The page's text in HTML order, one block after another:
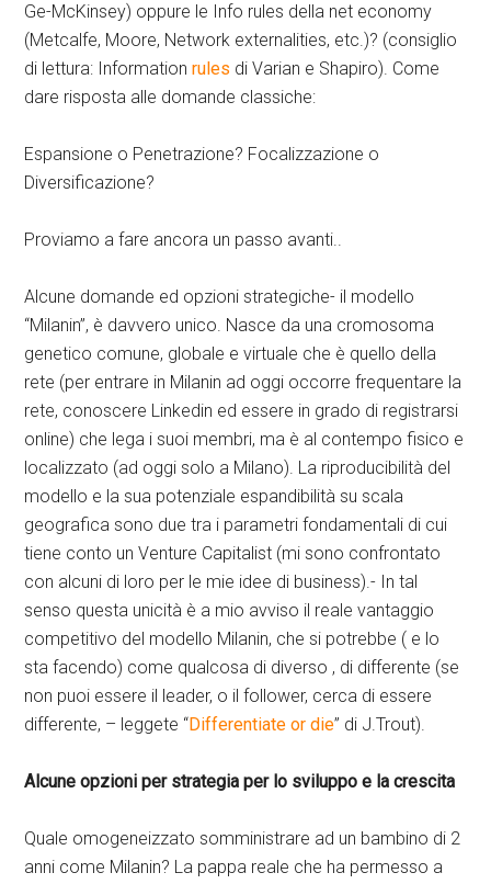
Ge-McKinsey) oppure le Info rules della net economy
(Metcalfe, Moore, Network externalities, etc.)? (consiglio
di lettura: Informationrules di Varian e Shapiro). Come
dare risposta alle domande classiche:
Espansione o Penetrazione? Focalizzazione o
Diversificazione?
Proviamo a fare ancora un passo avanti..
Alcune domande ed opzioni strategiche- il modello
“Milanin”, è davvero unico. Nasce da una cromosoma
genetico comune, globale e virtuale che è quello della
rete (per entrare in Milanin ad oggi occorre frequentare la
rete, conoscere Linkedin ed essere in grado di registrarsi
online) che lega i suoi membri, ma è al contempo fisico e
localizzato (ad oggi solo a Milano). La riproducibilità del
modello e la sua potenziale espandibilità su scala
geografica sono due tra i parametri fondamentali di cui
tiene conto un Venture Capitalist (mi sono confrontato
con alcuni di loro per le mie idee di business).- In tal
senso questa unicità è a mio avviso il reale vantaggio
competitivo del modello Milanin, che si potrebbe ( e lo
sta facendo) come qualcosa di diverso , di differente (se
non puoi essere il leader, o il follower, cerca di essere
differente, – leggete “Differentiate or die” di J.Trout).
Alcune opzioni per strategia per lo sviluppo e la crescita
Quale omogeneizzato somministrare ad un bambino di 2
anni come Milanin? La pappa reale che ha permesso a